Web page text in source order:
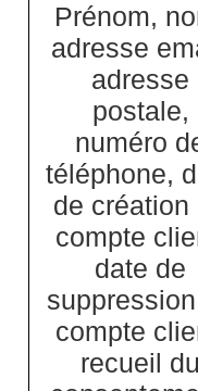
Prénom,
adresse
adresse
postale,
numéro
téléphone,
de création
compte
date de
compte
recueil